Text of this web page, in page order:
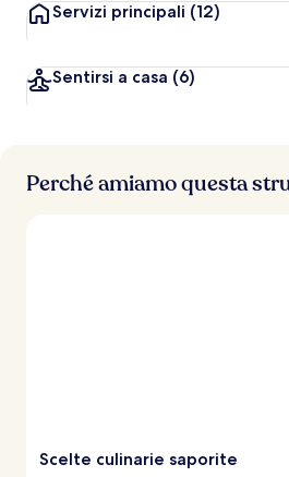
Servizi principali (12)
Sentirsi a casa (6)
Perché amiamo questa
Scelte culinarie saporite